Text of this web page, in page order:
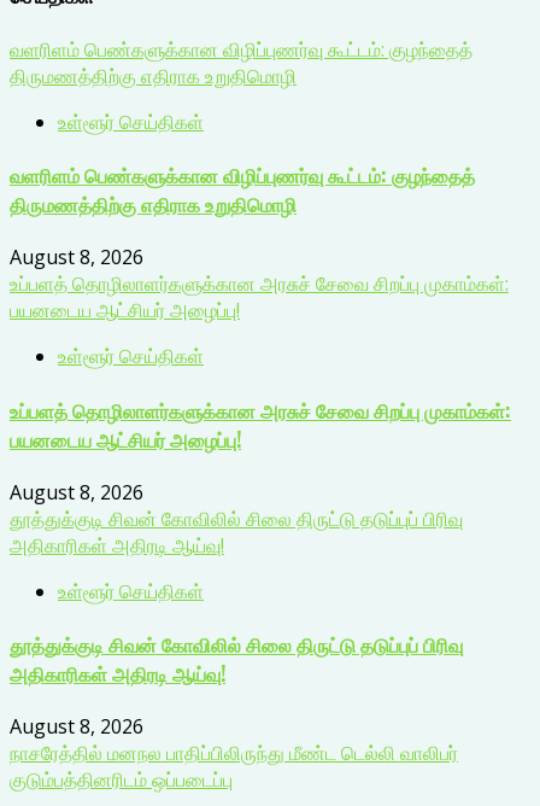
வளரிளம் பெண்களுக்கான விழிப்புணர்வு கூட்டம்: குழந்தைத்
திருமணத்திற்கு எதிராக உறுதிமொழி
உள்ளூர் செய்திகள்
வளரிளம் பெண்களுக்கான விழிப்புணர்வு கூட்டம்: குழந்தைத்
திருமணத்திற்கு எதிராக உறுதிமொழி
August 8, 2026
உப்பளத் தொழிலாளர்களுக்கான அரசுச் சேவை சிறப்பு முகாம்கள்:
பயனடைய ஆட்சியர் அழைப்பு!
உள்ளூர் செய்திகள்
உப்பளத் தொழிலாளர்களுக்கான அரசுச் சேவை சிறப்பு முகாம்கள்:
பயனடைய ஆட்சியர் அழைப்பு!
August 8, 2026
தூத்துக்குடி சிவன் கோவிலில் சிலை திருட்டு தடுப்புப் பிரிவு
அதிகாரிகள் அதிரடி ஆய்வு!
உள்ளூர் செய்திகள்
தூத்துக்குடி சிவன் கோவிலில் சிலை திருட்டு தடுப்புப் பிரிவு
அதிகாரிகள் அதிரடி ஆய்வு!
August 8, 2026
நாசரேத்தில் மனநல பாதிப்பிலிருந்து மீண்ட டெல்லி வாலிபர்
குடும்பத்தினரிடம் ஒப்படைப்பு